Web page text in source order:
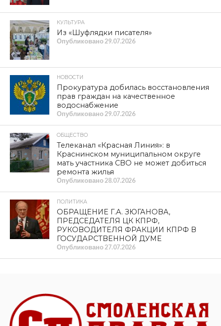
КУЛЬТУРА
Из «Шуфлядки писателя»
Опубликовано 29.07.2026
НОВОСТИ
Прокуратура добилась восстановления
прав граждан на качественное
водоснабжение
Опубликовано 29.07.2026
ОБЩЕСТВО
Телеканал «Красная Линия»: в
Краснинском муниципальном округе
мать участника СВО не может добиться
ремонта жилья
Опубликовано 28.07.2026
ПОЛИТИКА
ОБРАЩЕНИЕ Г.А. ЗЮГАНОВА,
ПРЕДСЕДАТЕЛЯ ЦК КПРФ,
РУКОВОДИТЕЛЯ ФРАКЦИИ КПРФ В
ГОСУДАРСТВЕННОЙ ДУМЕ
Опубликовано 27.07.2026